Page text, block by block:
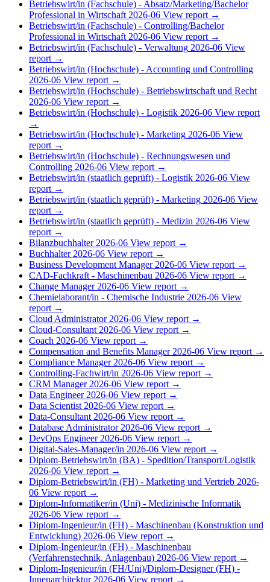
Betriebswirt/in (Fachschule) - Absatz/Marketing/Bachelor
Professional in Wirtschaft 2026-06 View report →
Betriebswirt/in (Fachschule) - Controlling/Bachelor
Professional in Wirtschaft 2026-06 View report →
Betriebswirt/in (Fachschule) - Verwaltung 2026-06 View
report →
Betriebswirt/in (Hochschule) - Accounting und Controlling
2026-06 View report →
Betriebswirt/in (Hochschule) - Betriebswirtschaft und Recht
2026-06 View report →
Betriebswirt/in (Hochschule) - Logistik 2026-06 View report
→
Betriebswirt/in (Hochschule) - Marketing 2026-06 View
report →
Betriebswirt/in (Hochschule) - Rechnungswesen und
Controlling 2026-06 View report →
Betriebswirt/in (staatlich geprüft) - Logistik 2026-06 View
report →
Betriebswirt/in (staatlich geprüft) - Marketing 2026-06 View
report →
Betriebswirt/in (staatlich geprüft) - Medizin 2026-06 View
report →
Bilanzbuchhalter 2026-06 View report →
Buchhalter 2026-06 View report →
Business Development Manager 2026-06 View report →
CAD-Fachkraft - Maschinenbau 2026-06 View report →
Change Manager 2026-06 View report →
Chemielaborant/in - Chemische Industrie 2026-06 View
report →
Cloud Administrator 2026-06 View report →
Cloud-Consultant 2026-06 View report →
Coach 2026-06 View report →
Compensation and Benefits Manager 2026-06 View report →
Compliance Manager 2026-06 View report →
Controlling-Fachwirt/in 2026-06 View report →
CRM Manager 2026-06 View report →
Data Engineer 2026-06 View report →
Data Scientist 2026-06 View report →
Data-Consultant 2026-06 View report →
Database Administrator 2026-06 View report →
DevOps Engineer 2026-06 View report →
Digital-Sales-Manager/in 2026-06 View report →
Diplom-Betriebswirt/in (BA) - Spedition/Transport/Logistik
2026-06 View report →
Diplom-Betriebswirt/in (FH) - Marketing und Vertrieb 2026-
06 View report →
Diplom-Informatiker/in (Uni) - Medizinische Informatik
2026-06 View report →
Diplom-Ingenieur/in (FH) - Maschinenbau (Konstruktion und
Entwicklung) 2026-06 View report →
Diplom-Ingenieur/in (FH) - Maschinenbau
(Verfahrenstechnik, Anlagenbau) 2026-06 View report →
Diplom-Ingenieur/in (FH/Uni)/Diplom-Designer (FH) -
Innenarchitektur 2026-06 View report →